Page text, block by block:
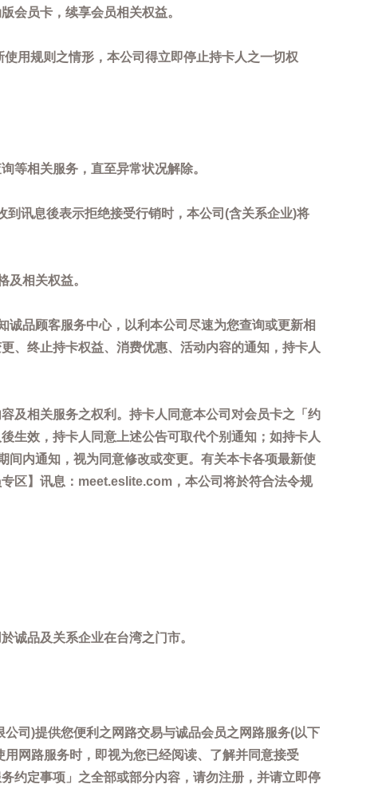
会员卡，续享会员相关权益。
用规则之情形，本公司得立即停止持卡人之一切权
等相关服务，直至异常状况解除。
讯息後表示拒绝接受行销时，本公司(含关系企业)将
相关权益。
品顾客服务中心，以利本公司尽速为您查询或更新相
、终止持卡权益、消费优惠、活动内容的通知，持卡人
及相关服务之权利。持卡人同意本公司对会员卡之「约
生效，持卡人同意上述公告可取代个别通知；如持卡人
内通知，视为同意修改或变更。有关本卡各项最新使
区】讯息：meet.eslite.com，本公司将於符合法令规
诚品及关系企业在台湾之门市。
司)提供您便利之网路交易与诚品会员之网路服务(以下
网路服务时，即视为您已经阅读、了解并同意接受
约定事项」之全部或部分内容，请勿注册，并请立即停